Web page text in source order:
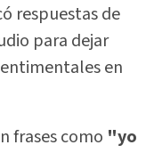
respuestas de
para dejar
en
frases como "yo